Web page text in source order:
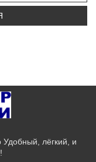
лёгкий, и